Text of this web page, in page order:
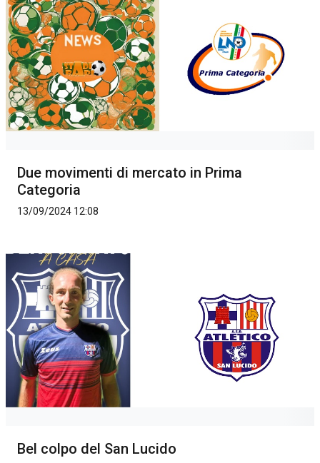
Due movimenti di mercato in Prima
Categoria
13/09/2024 12:08
Bel colpo del San Lucido